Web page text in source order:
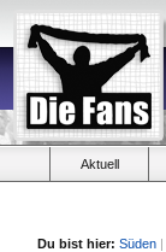
Aktuell
Du bist hier: Süden |